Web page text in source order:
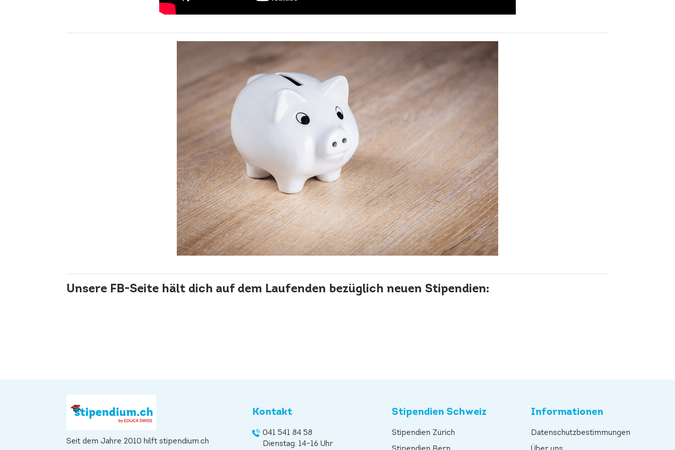
Unsere FB-Seite hält dich auf dem Laufenden bezüglich neuen Stipendien:
Seit dem Jahre 2010 hilft stipendium.ch
Kontakt
041 541 84 58
Dienstag: 14–16 Uhr
Stipendien Schweiz
Stipendien Zürich
Informationen
Datenschutzbestimmungen